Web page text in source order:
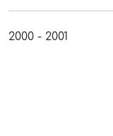
2000 - 2001